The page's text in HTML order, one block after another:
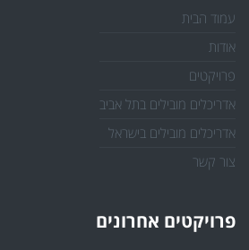
עמוד הבית
אודות
פרויקטים
אדריכלים מובילים בתל אביב
אדריכלים מובילים בישראל
צור קשר
פרויקטים אחרונים